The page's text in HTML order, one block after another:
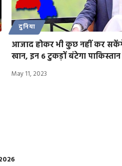
दुनिया
आजाद होकर भी कुछ नहीं कर
खान, इन 6 टुकड़ों बंटेगा पाकिस्तान
May 11, 2023